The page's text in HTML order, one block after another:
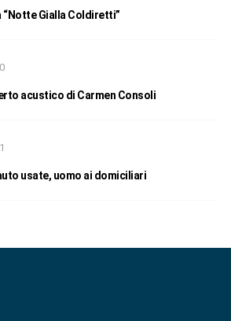
“Notte Gialla Coldiretti”
acustico di Carmen Consoli
usate, uomo ai domiciliari